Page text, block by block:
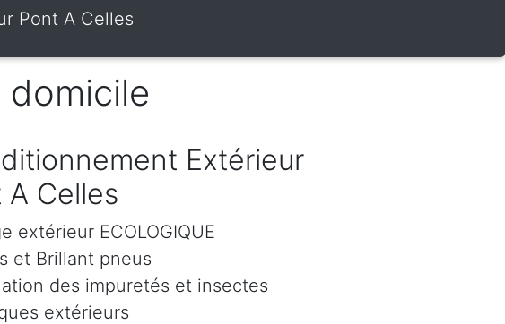
Pont A Celles
domicile
Extérieur
A Celles
extérieur ECOLOGIQUE
et Brillant pneus
des impuretés et insectes
extérieurs